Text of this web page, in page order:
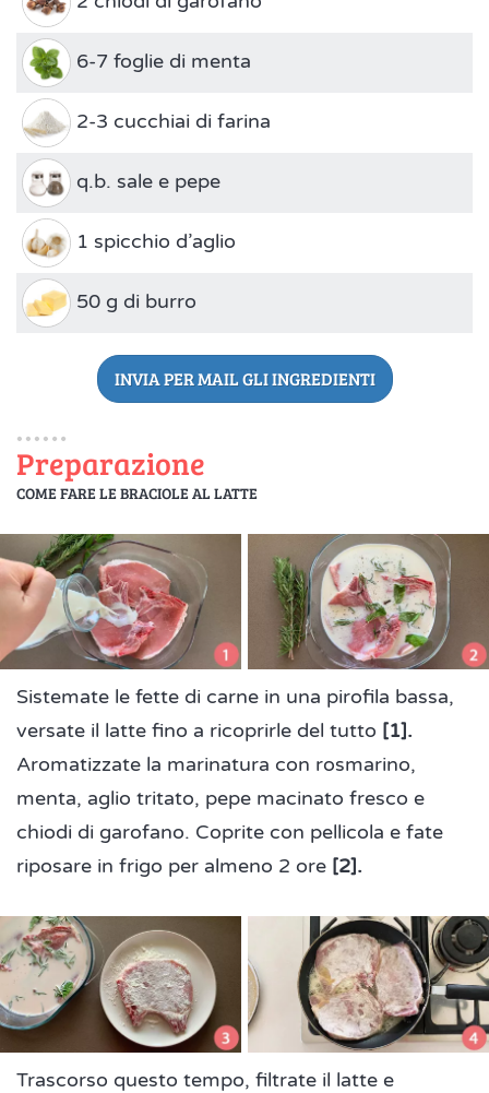
6-7 foglie di menta
2-3 cucchiai di farina
q.b. sale e pepe
1 spicchio d’aglio
50 g di burro
INVIA PER MAIL GLI INGREDIENTI
Preparazione
COME FARE LE BRACIOLE AL LATTE
Sistemate le fette di carne in una pirofila bassa,
versate il latte fino a ricoprirle del tutto [1].
Aromatizzate la marinatura con rosmarino,
menta, aglio tritato, pepe macinato fresco e
chiodi di garofano. Coprite con pellicola e fate
riposare in frigo per almeno 2 ore [2].
Trascorso questo tempo, filtrate il latte e